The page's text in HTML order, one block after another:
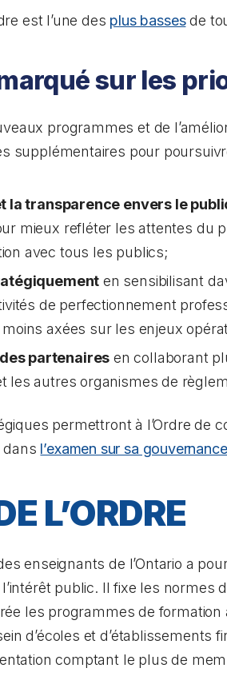
est l’une des plus bassesde
sur les
programmes et de
supplémentaires pour
la transparence envers le
mieux refléter les attentes du
avec tous les publics;
en sensibilisant
de perfectionnement
axées sur les enjeux
partenaires en collaborant
les autres organismes de
permettront à l’Ordre de
l’examen sur sa
L’ORDRE
enseignants de l’Ontario a
public. Il fixe les normes
les programmes de
d’écoles et d’établissements
comptant le plus de